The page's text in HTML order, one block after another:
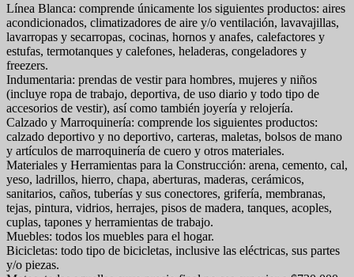
Línea Blanca: comprende únicamente los siguientes productos: aires
acondicionados, climatizadores de aire y/o ventilación, lavavajillas,
lavarropas y secarropas, cocinas, hornos y anafes, calefactores y
estufas, termotanques y calefones, heladeras, congeladores y
freezers.
Indumentaria: prendas de vestir para hombres, mujeres y niños
(incluye ropa de trabajo, deportiva, de uso diario y todo tipo de
accesorios de vestir), así como también joyería y relojería.
Calzado y Marroquinería: comprende los siguientes productos:
calzado deportivo y no deportivo, carteras, maletas, bolsos de mano
y artículos de marroquinería de cuero y otros materiales.
Materiales y Herramientas para la Construcción: arena, cemento, cal,
yeso, ladrillos, hierro, chapa, aberturas, maderas, cerámicos,
sanitarios, caños, tuberías y sus conectores, grifería, membranas,
tejas, pintura, vidrios, herrajes, pisos de madera, tanques, acoples,
cuplas, tapones y herramientas de trabajo.
Muebles: todos los muebles para el hogar.
Bicicletas: todo tipo de bicicletas, inclusive las eléctricas, sus partes
y/o piezas.